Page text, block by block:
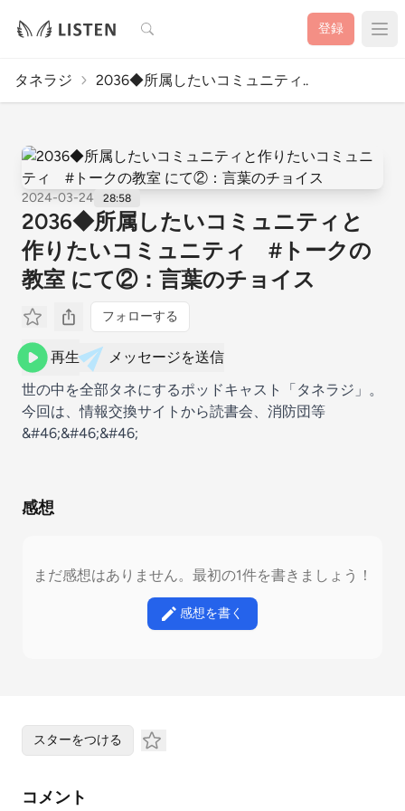
検索 登録
タネラジ 2036◆所属したいコミュニティ..
2024-03-24 28:58
2036◆所属したいコミュニティと
作りたいコミュニティ #トークの
教室 にて②：言葉のチョイス
フォローする
再生
メッセージを送信
世の中を全部タネにするポッドキャスト「タネラジ」。
今回は、情報交換サイトから読書会、消防団等
&#46;&#46;&#46;
感想
まだ感想はありません。最初の1件を書きましょう！
感想を書く
スターをつける
コメント